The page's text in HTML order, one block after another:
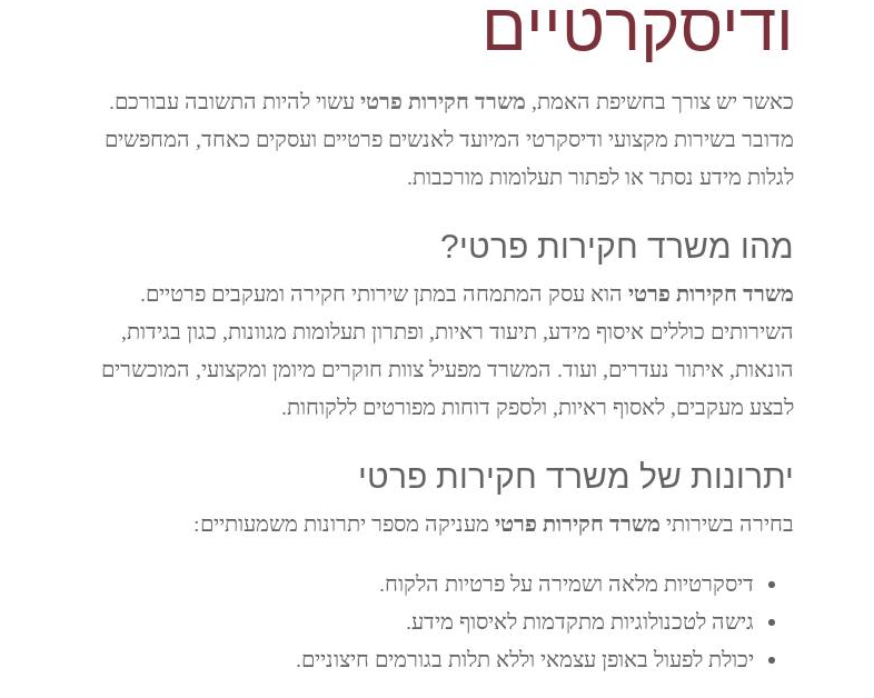
ודיסקרטיים
כאשר יש צורך בחשיפת האמת, משרד חקירות פרטי עשוי להיות התשובה עבורכם.
מדובר בשירות מקצועי ודיסקרטי המיועד לאנשים פרטיים ועסקים כאחד, המחפשים
לגלות מידע נסתר או לפתור תעלומות מורכבות.
מהו משרד חקירות פרטי?
משרד חקירות פרטי הוא עסק המתמחה במתן שירותי חקירה ומעקבים פרטיים.
השירותים כוללים איסוף מידע, תיעוד ראיות, ופתרון תעלומות מגוונות, כגון בגידות,
הונאות, איתור נעדרים, ועוד. המשרד מפעיל צוות חוקרים מיומן ומקצועי, המוכשרים
לבצע מעקבים, לאסוף ראיות, ולספק דוחות מפורטים ללקוחות.
יתרונות של משרד חקירות פרטי
בחירה בשירותי משרד חקירות פרטי מעניקה מספר יתרונות משמעותיים:
דיסקרטיות מלאה ושמירה על פרטיות הלקוח.
גישה לטכנולוגיות מתקדמות לאיסוף מידע.
יכולת לפעול באופן עצמאי וללא תלות בגורמים חיצוניים.